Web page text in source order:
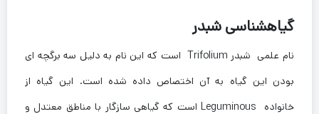
گیاهشناسی شبدر
نام علمی شبدر Trifolium است که این نام به دلیل سه برگچه ای
بودن این گیاه به آن اختصاص داده شده است. این گیاه از
خانواده Leguminous است که گیاهی سازگار با مناطق معتدل و